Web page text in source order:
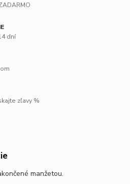
dní
zľavy %
manžetou.